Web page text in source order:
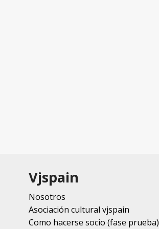
Vjspain
Nosotros
Asociación cultural vjspain
Como hacerse socio (fase prueba)